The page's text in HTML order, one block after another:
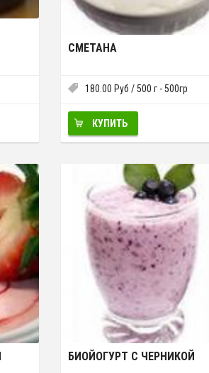
СМЕТАНА
180.00 Руб / 500 г - 500гр
КУПИТЬ
БИОЙОГУРТ С ЧЕРНИКОЙ